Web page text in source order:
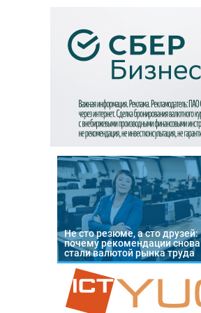
Не сто резюме, а сто друзей:
почему рекомендации снова
стали валютой рынка труда